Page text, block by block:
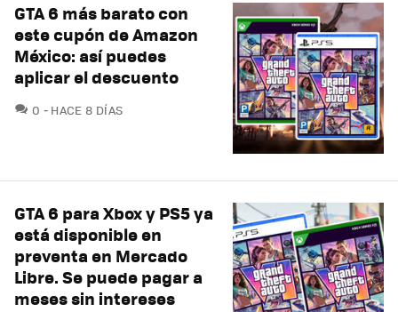
GTA 6 más barato con
este cupón de Amazon
México: así puedes
aplicar el descuento
0 COMENTARIOS
HACE 8 DÍAS
GTA 6 para Xbox y PS5 ya
está disponible en
preventa en Mercado
Libre. Se puede pagar a
meses sin intereses